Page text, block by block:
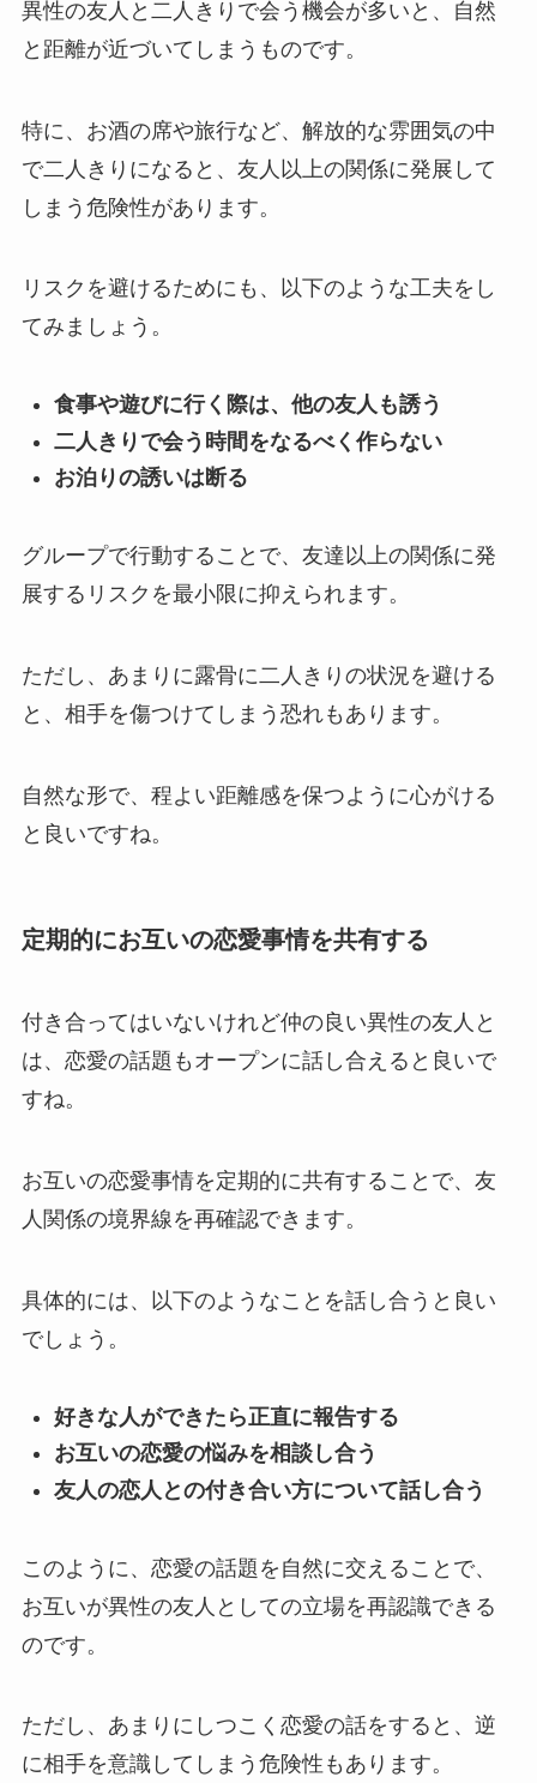
異性の友人と二人きりで会う機会が多いと、自然
と距離が近づいてしまうものです。
特に、お酒の席や旅行など、解放的な雰囲気の中
で二人きりになると、友人以上の関係に発展して
しまう危険性があります。
リスクを避けるためにも、以下のような工夫をし
てみましょう。
食事や遊びに行く際は、他の友人も誘う
二人きりで会う時間をなるべく作らない
お泊りの誘いは断る
グループで行動することで、友達以上の関係に発
展するリスクを最小限に抑えられます。
ただし、あまりに露骨に二人きりの状況を避ける
と、相手を傷つけてしまう恐れもあります。
自然な形で、程よい距離感を保つように心がける
と良いですね。
定期的にお互いの恋愛事情を共有する
付き合ってはいないけれど仲の良い異性の友人と
は、恋愛の話題もオープンに話し合えると良いで
すね。
お互いの恋愛事情を定期的に共有することで、友
人関係の境界線を再確認できます。
具体的には、以下のようなことを話し合うと良い
でしょう。
好きな人ができたら正直に報告する
お互いの恋愛の悩みを相談し合う
友人の恋人との付き合い方について話し合う
このように、恋愛の話題を自然に交えることで、
お互いが異性の友人としての立場を再認識できる
のです。
ただし、あまりにしつこく恋愛の話をすると、逆
に相手を意識してしまう危険性もあります。